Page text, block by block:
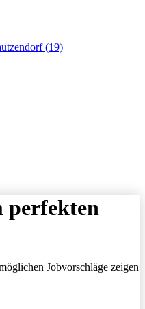
(19)
perfekten
Jobvorschläge zeigen